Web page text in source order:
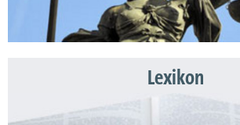
Lexikon